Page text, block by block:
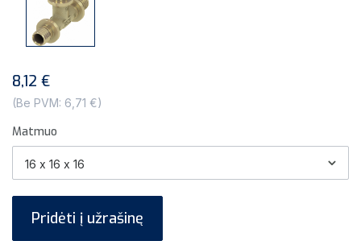
8,12 €
(Be PVM: 6,71 €)
Matmuo
Pridėti į užrašinę